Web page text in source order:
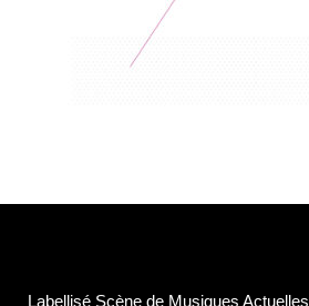
Labellisé Scène de Musiques Actuelles